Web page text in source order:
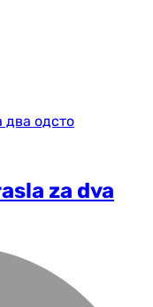
za dva